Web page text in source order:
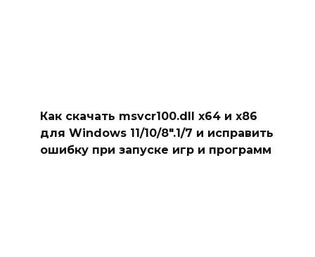
Как скачать msvcr100.dll x64 и x86
для Windows 11/10/8″.1/7 и исправить
ошибку при запуске игр и программ